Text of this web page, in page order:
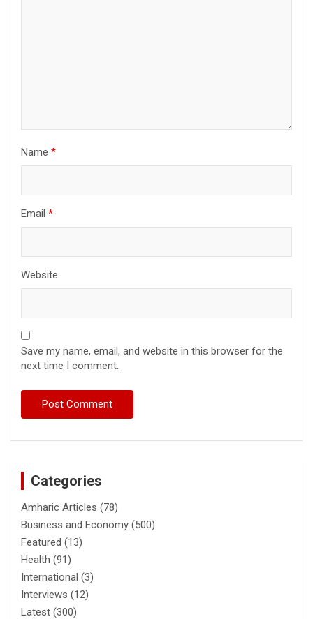
Name *
Email *
Website
Save my name, email, and website in this browser for the
next time I comment.
Categories
Amharic Articles (78)
Business and Economy (500)
Featured (13)
Health (91)
International (3)
Interviews (12)
Latest (300)